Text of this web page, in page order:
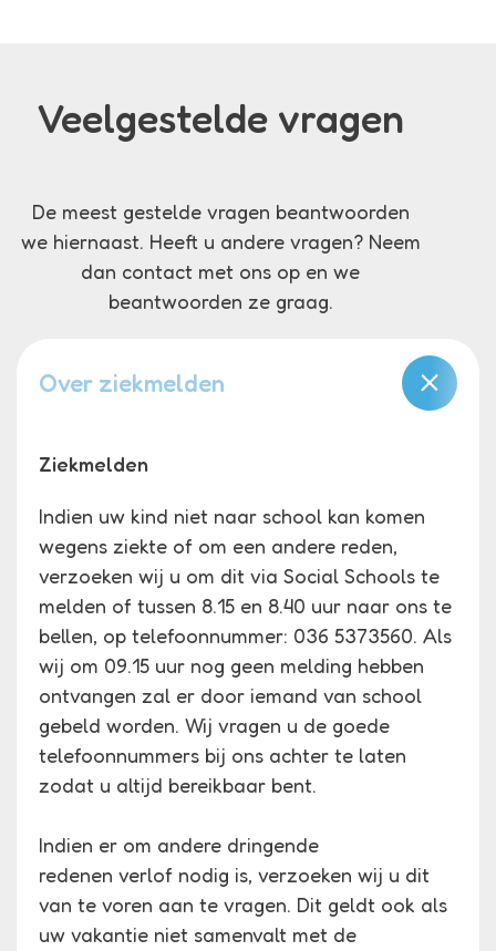
Veelgestelde vragen
De meest gestelde vragen beantwoorden
we hiernaast. Heeft u andere vragen? Neem
dan contact met ons op en we
beantwoorden ze graag.
Over ziekmelden
Ziekmelden
Indien uw kind niet naar school kan komen
wegens ziekte of om een andere reden,
verzoeken wij u om dit via Social Schools te
melden of tussen 8.15 en 8.40 uur naar ons te
bellen, op telefoonnummer: 036 5373560. Als
wij om 09.15 uur nog geen melding hebben
ontvangen zal er door iemand van school
gebeld worden. Wij vragen u de goede
telefoonnummers bij ons achter te laten
zodat u altijd bereikbaar bent.
Indien er om andere dringende
redenen verlof nodig is, verzoeken wij u dit
van te voren aan te vragen. Dit geldt ook als
uw vakantie niet samenvalt met de